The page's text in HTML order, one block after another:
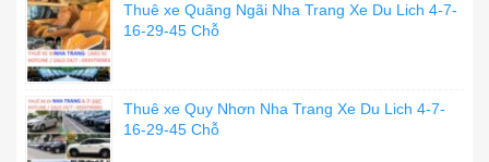
Thuê xe Quãng Ngãi Nha Trang Xe Du Lich 4-7-
16-29-45 Chỗ
Thuê xe Quy Nhơn Nha Trang Xe Du Lich 4-7-
16-29-45 Chỗ